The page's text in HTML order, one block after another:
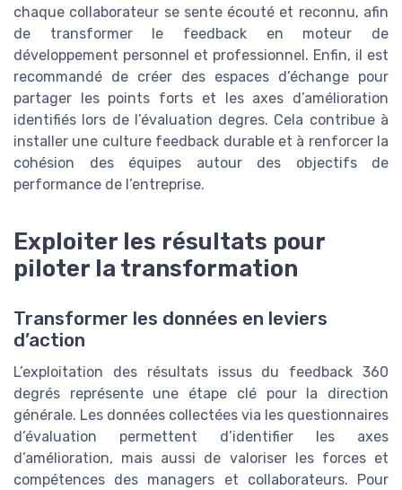
chaque collaborateur se sente écouté et reconnu, afin
de transformer le feedback en moteur de
développement personnel et professionnel. Enfin, il est
recommandé de créer des espaces d’échange pour
partager les points forts et les axes d’amélioration
identifiés lors de l’évaluation degres. Cela contribue à
installer une culture feedback durable et à renforcer la
cohésion des équipes autour des objectifs de
performance de l’entreprise.
Exploiter les résultats pour
piloter la transformation
Transformer les données en leviers
d’action
L’exploitation des résultats issus du feedback 360
degrés représente une étape clé pour la direction
générale. Les données collectées via les questionnaires
d’évaluation permettent d’identifier les axes
d’amélioration, mais aussi de valoriser les forces et
compétences des managers et collaborateurs. Pour